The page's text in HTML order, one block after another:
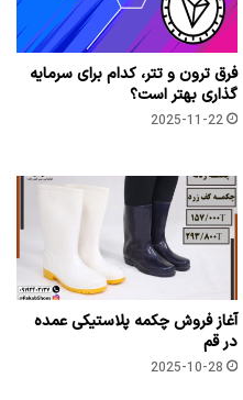
فرق ترون و تتر، کدام برای سرمایه
گذاری بهتر است؟
2025-11-22
آغاز فروش چکمه پلاستیکی عمده
در قم
2025-10-28